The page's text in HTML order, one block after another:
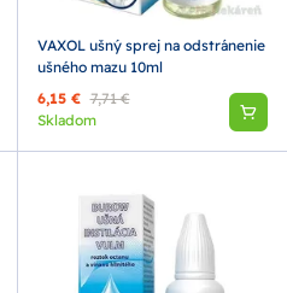
VAXOL ušný sprej na odstránenie
ušného mazu 10ml
6,15 € 7,71 €
Skladom